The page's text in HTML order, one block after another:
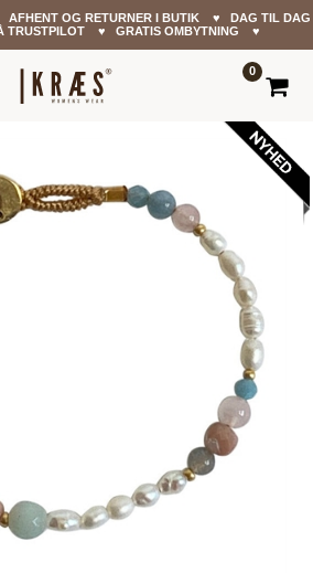
OG RETURNER I BUTIK ♥ DAG TIL DAG
TRUSTPILOT ♥ GRATIS OMBYTNING ♥
0